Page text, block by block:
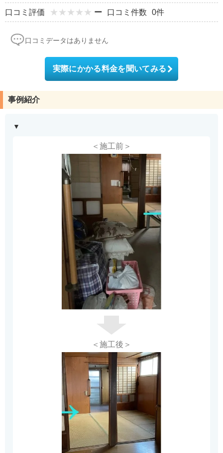
口コミ評価 ー 口コミ件数 0件
口コミデータはありません
実際にかかる料金を聞いてみる
事例紹介
＜施工前＞
＜施工後＞